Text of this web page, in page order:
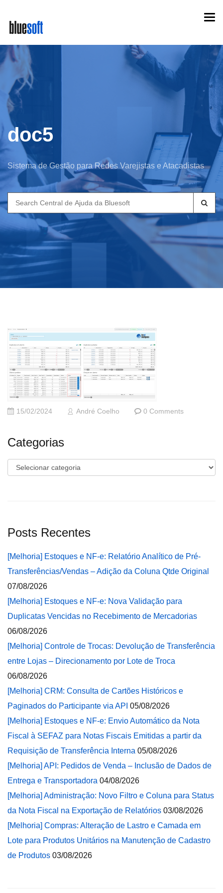
main
content
doc5
Sistema de Gestão para Redes Varejistas e Atacadistas
Search
for:
15/02/2024 André Coelho 0 Comments
Categorias
Categorias
Posts Recentes
[Melhoria] Estoques e NF-e: Relatório Analítico de Pré-
Transferências/Vendas – Adição da Coluna Qtde Original
07/08/2026
[Melhoria] Estoques e NF-e: Nova Validação para
Duplicatas Vencidas no Recebimento de Mercadorias
06/08/2026
[Melhoria] Controle de Trocas: Devolução de Transferência
entre Lojas – Direcionamento por Lote de Troca
06/08/2026
[Melhoria] CRM: Consulta de Cartões Históricos e
Paginados do Participante via API 05/08/2026
[Melhoria] Estoques e NF-e: Envio Automático da Nota
Fiscal à SEFAZ para Notas Fiscais Emitidas a partir da
Requisição de Transferência Interna 05/08/2026
[Melhoria] API: Pedidos de Venda – Inclusão de Dados de
Entrega e Transportadora 04/08/2026
[Melhoria] Administração: Novo Filtro e Coluna para Status
da Nota Fiscal na Exportação de Relatórios 03/08/2026
[Melhoria] Compras: Alteração de Lastro e Camada em
Lote para Produtos Unitários na Manutenção de Cadastro
de Produtos 03/08/2026